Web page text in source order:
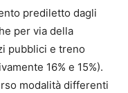
prediletto dagli
per via della
pubblici e treno
16% e 15%).
modalità differenti